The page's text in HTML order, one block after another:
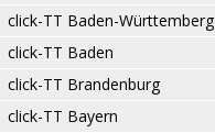
click-TT Baden-Württemberg
click-TT Baden
click-TT Brandenburg
click-TT Bayern